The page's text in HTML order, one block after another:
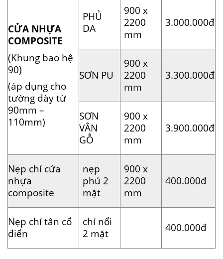
CỬA NHỰA
COMPOSITE
(Khung bao hệ
90)
(áp dụng cho
tường dày từ
90mm –
110mm)
PHỦ
DA
900 x
2200
mm
3.000.000đ
SƠN PU
900 x
2200
mm
3.300.000đ
SƠN
VÂN
GỖ
900 x
2200
mm
3.900.000đ
Nẹp chỉ cửa
nhựa
composite
nẹp
phủ 2
mặt
900 x
2200
mm
400.000đ
Nẹp chỉ tân cổ
điển
chỉ nổi
2 mặt
400.000đ